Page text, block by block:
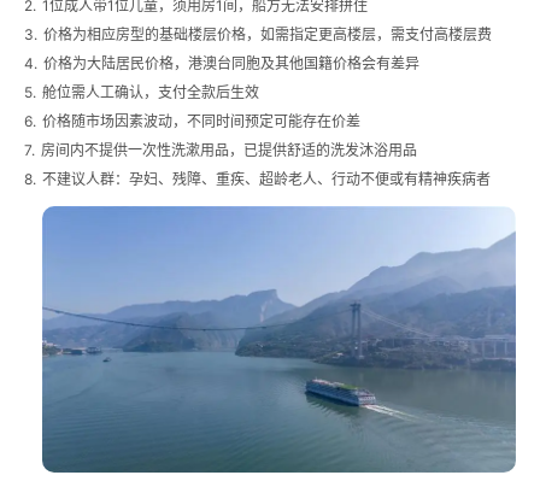
2. 1位成人带1位儿童，须用房1间，船方无法安排拼住
3. 价格为相应房型的基础楼层价格，如需指定更高楼层，需支付高楼层费
4. 价格为大陆居民价格，港澳台同胞及其他国籍价格会有差异
5. 舱位需人工确认，支付全款后生效
6. 价格随市场因素波动，不同时间预定可能存在价差
7. 房间内不提供一次性洗漱用品，已提供舒适的洗发沐浴用品
8. 不建议人群：孕妇、残障、重疾、超龄老人、行动不便或有精神疾病者